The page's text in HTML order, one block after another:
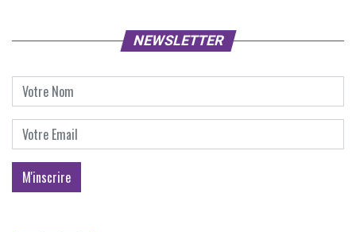
NEWSLETTER